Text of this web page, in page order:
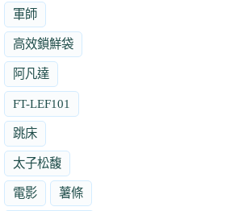
軍師
高效鎖鮮袋
阿凡達
FT-LEF101
跳床
太子松馥
電影 薯條